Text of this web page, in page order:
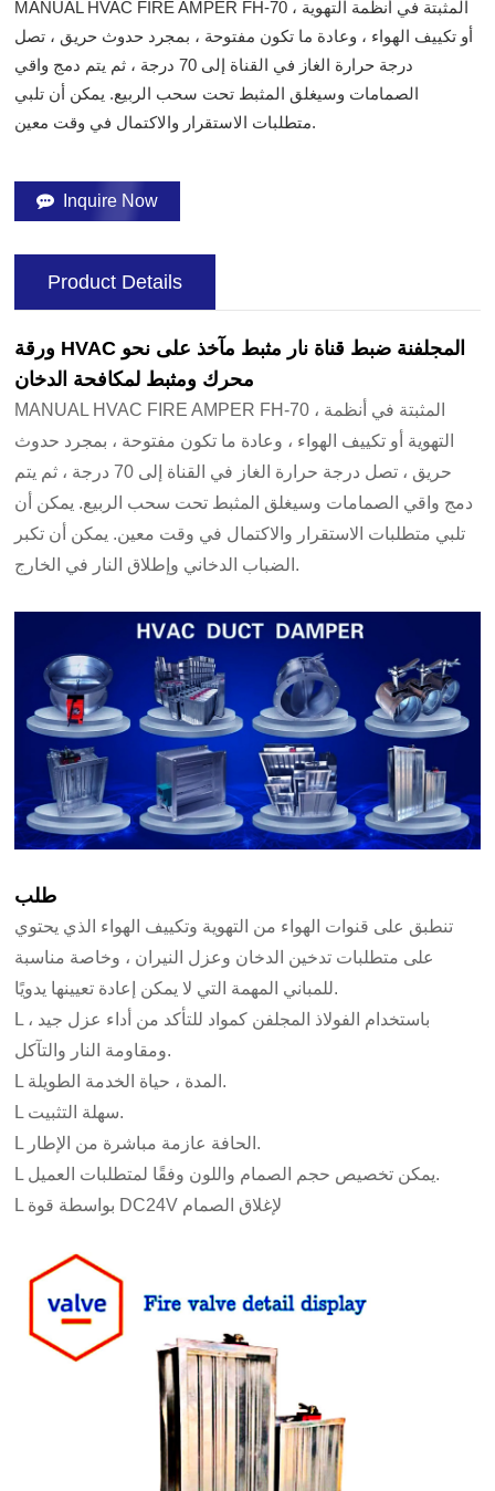
MANUAL HVAC FIRE AMPER FH-70 ، المثبتة في أنظمة التهوية
أو تكييف الهواء ، وعادة ما تكون مفتوحة ، بمجرد حدوث حريق ، تصل
درجة حرارة الغاز في القناة إلى 70 درجة ، ثم يتم دمج واقي
الصمامات وسيغلق المثبط تحت سحب الربيع. يمكن أن تلبي
متطلبات الاستقرار والاكتمال في وقت معين.
Inquire Now
Product Details
ورقة HVAC المجلفنة ضبط قناة نار مثبط مآخذ على نحو
محرك ومثبط لمكافحة الدخان
MANUAL HVAC FIRE AMPER FH-70 ، المثبتة في أنظمة
التهوية أو تكييف الهواء ، وعادة ما تكون مفتوحة ، بمجرد حدوث
حريق ، تصل درجة حرارة الغاز في القناة إلى 70 درجة ، ثم يتم
دمج واقي الصمامات وسيغلق المثبط تحت سحب الربيع. يمكن أن
تلبي متطلبات الاستقرار والاكتمال في وقت معين. يمكن أن تكبر
الضباب الدخاني وإطلاق النار في الخارج.
طلب
تنطبق على قنوات الهواء من التهوية وتكييف الهواء الذي يحتوي
على متطلبات تدخين الدخان وعزل النيران ، وخاصة مناسبة
للمباني المهمة التي لا يمكن إعادة تعيينها يدويًا.
L باستخدام الفولاذ المجلفن كمواد للتأكد من أداء عزل جيد ،
ومقاومة النار والتآكل.
L المدة ، حياة الخدمة الطويلة.
L سهلة التثبيت.
L الحافة عازمة مباشرة من الإطار.
L يمكن تخصيص حجم الصمام واللون وفقًا لمتطلبات العميل.
L بواسطة قوة DC24V لإغلاق الصمام